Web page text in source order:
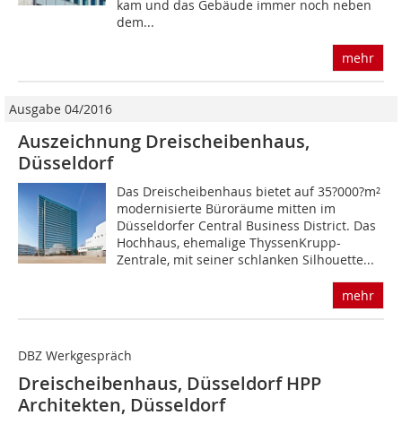
kam und das Gebäude immer noch neben
dem...
mehr
Ausgabe 04/2016
Auszeichnung Dreischeibenhaus,
Düsseldorf
Das Dreischeibenhaus bietet auf 35?000?m²
modernisierte Büroräume mitten im
Düsseldorfer Central Business District. Das
Hochhaus, ehemalige ThyssenKrupp-
Zentrale, mit seiner schlanken Silhouette...
mehr
DBZ Werkgespräch
Dreischeibenhaus, Düsseldorf HPP
Architekten, Düsseldorf